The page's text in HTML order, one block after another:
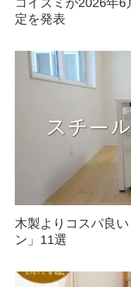
定を発表
木製よりコスパ良
ン」11選